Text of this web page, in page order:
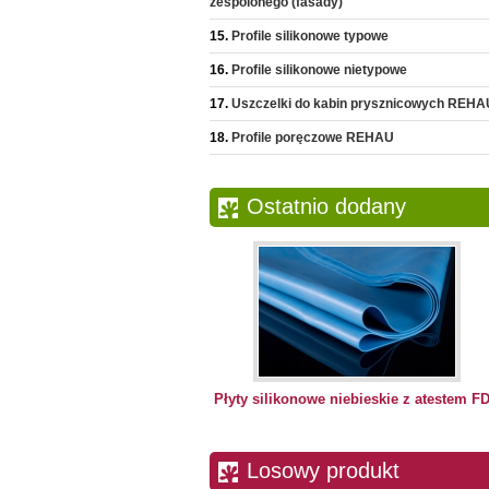
Profile silikonowe typowe
Profile silikonowe nietypowe
Uszczelki do kabin prysznicowych
Profile poręczowe REHAU
Ostatnio dodany
Płyty silikonowe niebieskie z atestem
Losowy produkt